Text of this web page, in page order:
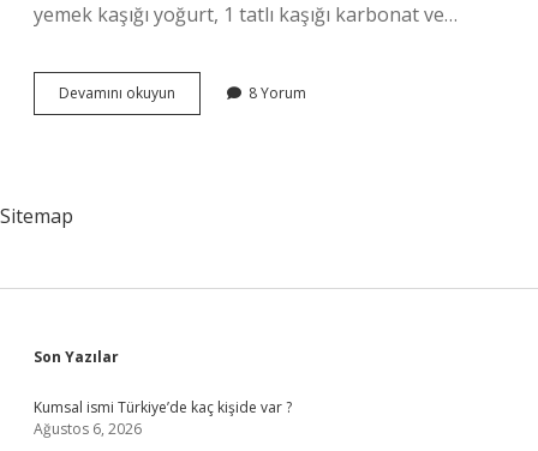
yemek kaşığı yoğurt, 1 tatlı kaşığı karbonat ve…
Devamını okuyun
Aydınlatmak
8 Yorum
Sitemap
Sidebar
Son Yazılar
Kumsal ismi Türkiye’de kaç kişide var ?
Ağustos 6, 2026